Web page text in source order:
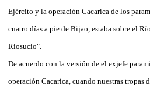
Ejército y la operación Cacarica de los
cuatro días a pie de Bijao, estaba sobre el
Riosucio".
De acuerdo con la versión de el exjefe
operación Cacarica, cuando nuestras tropas